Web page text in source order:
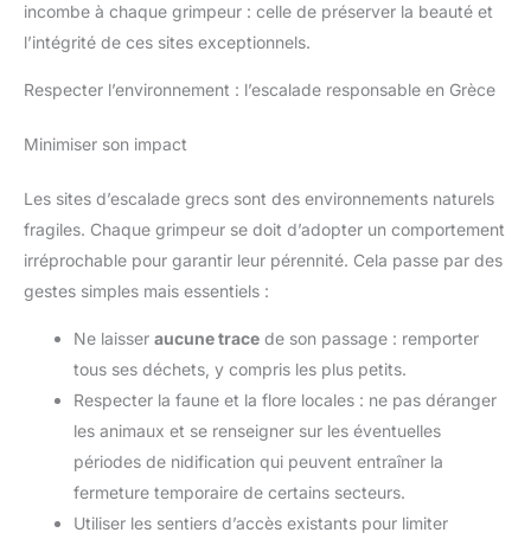
incombe à chaque grimpeur : celle de préserver la beauté et
l’intégrité de ces sites exceptionnels.
Respecter l’environnement : l’escalade responsable en Grèce
Minimiser son impact
Les sites d’escalade grecs sont des environnements naturels
fragiles. Chaque grimpeur se doit d’adopter un comportement
irréprochable pour garantir leur pérennité. Cela passe par des
gestes simples mais essentiels :
Ne laisser aucune trace de son passage : remporter
tous ses déchets, y compris les plus petits.
Respecter la faune et la flore locales : ne pas déranger
les animaux et se renseigner sur les éventuelles
périodes de nidification qui peuvent entraîner la
fermeture temporaire de certains secteurs.
Utiliser les sentiers d’accès existants pour limiter